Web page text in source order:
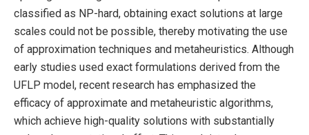
classified as NP-hard, obtaining exact solutions at large
scales could not be possible, thereby motivating the use
of approximation techniques and metaheuristics. Although
early studies used exact formulations derived from the
UFLP model, recent research has emphasized the
efficacy of approximate and metaheuristic algorithms,
which achieve high-quality solutions with substantially